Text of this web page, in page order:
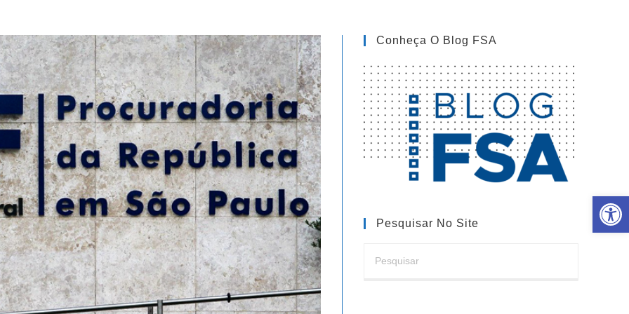
Barra de Ferramentas Aberta
Conheça O Blog FSA
Pesquisar No Site